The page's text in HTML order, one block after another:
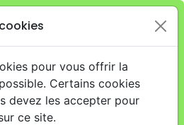
au 4, rue Audubon
Lyon), Parisclose
est limitée au retrait en
veuillez passer vos
La Maison de la Bible
pour vous offrir la
Certains cookies
devez les accepter pour
ce site.